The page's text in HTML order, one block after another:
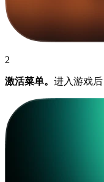
2
激活菜单。 进入游戏